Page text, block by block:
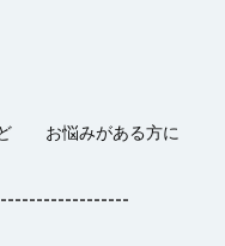
ど お悩みがある方に